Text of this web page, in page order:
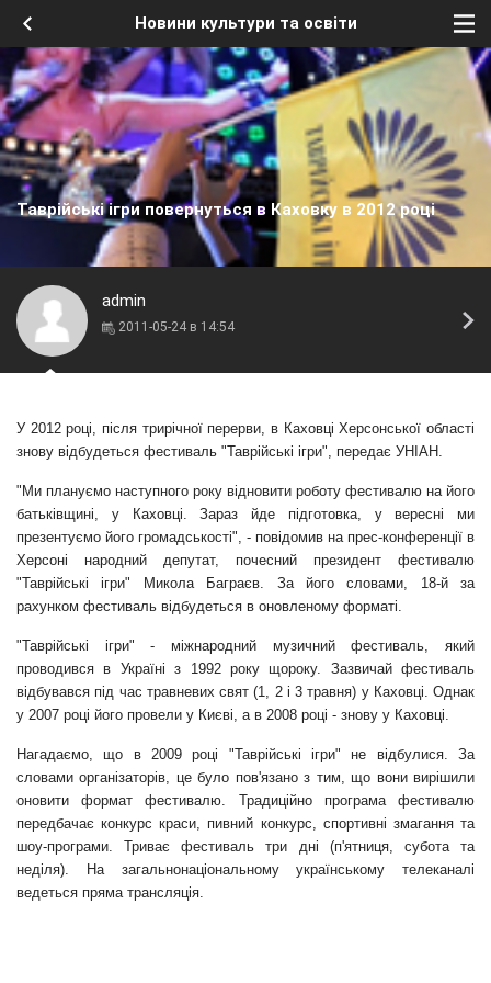
Новини культури та освіти
Таврійські ігри повернуться в Каховку в 2012 році
admin
2011-05-24 в 14:54
У 2012 році, після трирічної перерви, в Каховці Херсонської області
знову відбудеться фестиваль "Таврійські ігри", передає УНІАН .
"Ми плануємо наступного року відновити роботу фестивалю на його
батьківщині, у Каховці. Зараз йде підготовка, у вересні ми
презентуємо його громадськості", - повідомив на прес-конференції в
Херсоні народний депутат, почесний президент фестивалю
"Таврійські ігри" Микола Баграєв. За його словами, 18-й за
рахунком фестиваль відбудеться в оновленому форматі.
"Таврійські ігри" - міжнародний музичний фестиваль, який
проводився в Україні з 1992 року щороку. Зазвичай фестиваль
відбувався під час травневих свят (1, 2 і 3 травня) у Каховці. Однак
у 2007 році його провели у Києві, а в 2008 році - знову у Каховці.
Нагадаємо, що в 2009 році "Таврійські ігри" не відбулися. За
словами організаторів, це було пов'язано з тим, що вони вирішили
оновити формат фестивалю. Традиційно програма фестивалю
передбачає конкурс краси, пивний конкурс, спортивні змагання та
шоу-програми. Триває фестиваль три дні (п'ятниця, субота та
неділя). На загальнонаціональному українському телеканалі
ведеться пряма трансляція.